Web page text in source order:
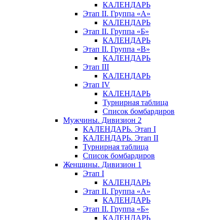
КАЛЕНДАРЬ
Этап II. Группа «А»
КАЛЕНДАРЬ
Этап II. Группа «Б»
КАЛЕНДАРЬ
Этап II. Группа «В»
КАЛЕНДАРЬ
Этап III
КАЛЕНДАРЬ
Этап IV
КАЛЕНДАРЬ
Турнирная таблица
Список бомбардиров
Мужчины. Дивизион 2
КАЛЕНДАРЬ. Этап I
КАЛЕНДАРЬ. Этап II
Турнирная таблица
Список бомбардиров
Женщины. Дивизион 1
Этап I
КАЛЕНДАРЬ
Этап II. Группа «А»
КАЛЕНДАРЬ
Этап II. Группа «Б»
КАЛЕНДАРЬ